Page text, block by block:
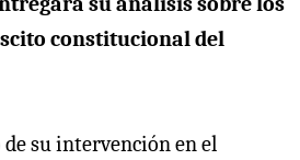
constitucional del
su intervención en el